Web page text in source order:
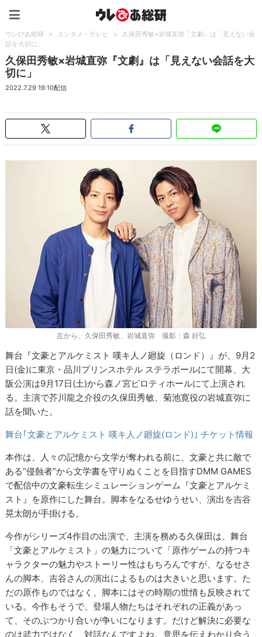
ウレぴあ総研 > エンタメ・テレビ >
久保田秀敏×岩城直弥『文劇』は「見えない会
話を大切に」
久保田秀敏×岩城直弥『文劇』は「見えない会話を大
切に」
2022.7.29 19:10配信
左から、久保田秀敏、岩城直弥 撮影：森 好弘
舞台『文豪とアルケミスト 嘆キ人ノ廻旋（ロンド）』が、9月2
日(金)に東京・品川プリンスホテル ステラボールにて開幕、大
阪公演は9月17日(土)から森ノ宮ピロティホールにて上演され
る。主演で芥川龍之介役の久保田秀敏、菊池寛役の岩城直弥に
話を聞いた。
舞台｢文豪とアルケミスト 嘆キ人ノ廻旋(ロンド)｣ チケット情報
本作は、人々の記憶から文学が奪われる前に、文豪と共に敵で
ある“侵蝕者”から文学書を守りぬくことを目指すDMM GAMES
で配信中の文豪転生シミュレーションゲーム『文豪とアルケミ
スト』を原作にした舞台。脚本をなるせゆうせい、演出を吉谷
晃太朗が手掛ける。
今作がシリーズ4作目の出演で、主演を務める久保田は、舞台
「文豪とアルケミスト」の魅力について「原作ゲームの持つキ
ャラクターの魅力やストーリー性はもちろんですが、なるせさ
んの脚本、吉谷さんの演出によるものは大きいと思います。た
だの原作ものではなく、脚本にはその時期の世情も反映されて
いる。今作もそうで、登場人物たちはそれぞれの正義があっ
て、そのぶつかり合いが争いになります。だけど解決に必要な
のは武力ではなく、対話なんですよね。意思を伝えわかり合う